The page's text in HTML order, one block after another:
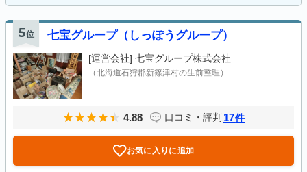
5位 七宝グループ（しっぽうグループ）
[運営会社] 七宝グループ株式会社
（北海道石狩郡新篠津村の生前整理）
4.88 口コミ・評判 17件
お気に入りに追加